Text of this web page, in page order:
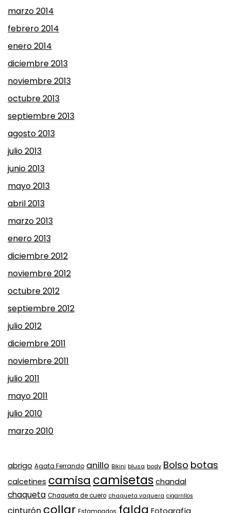
marzo 2014
febrero 2014
enero 2014
diciembre 2013
noviembre 2013
octubre 2013
septiembre 2013
agosto 2013
julio 2013
junio 2013
mayo 2013
abril 2013
marzo 2013
enero 2013
diciembre 2012
noviembre 2012
octubre 2012
septiembre 2012
julio 2012
diciembre 2011
noviembre 2011
julio 2011
mayo 2011
julio 2010
marzo 2010
abrigo Agata Ferrando anillo Bikini blusa body Bolso botas
calcetines camisa camisetas chandal
chaqueta Chaqueta de cuero chaqueta vaquera cigarrillos
collar falda Fotografía